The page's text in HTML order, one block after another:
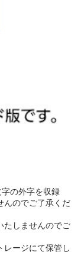
の外字を収録
んのでご了承くだ
たしませんのでご
ージにて保管し